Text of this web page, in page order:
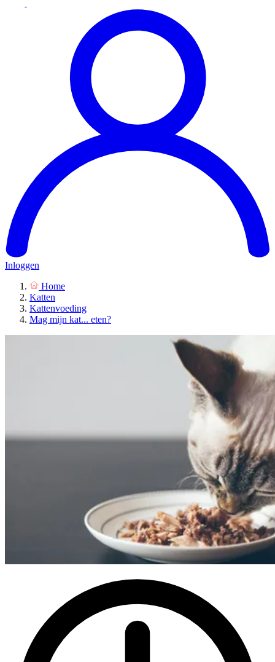
Inloggen
Home
Katten
Kattenvoeding
Mag mijn kat... eten?